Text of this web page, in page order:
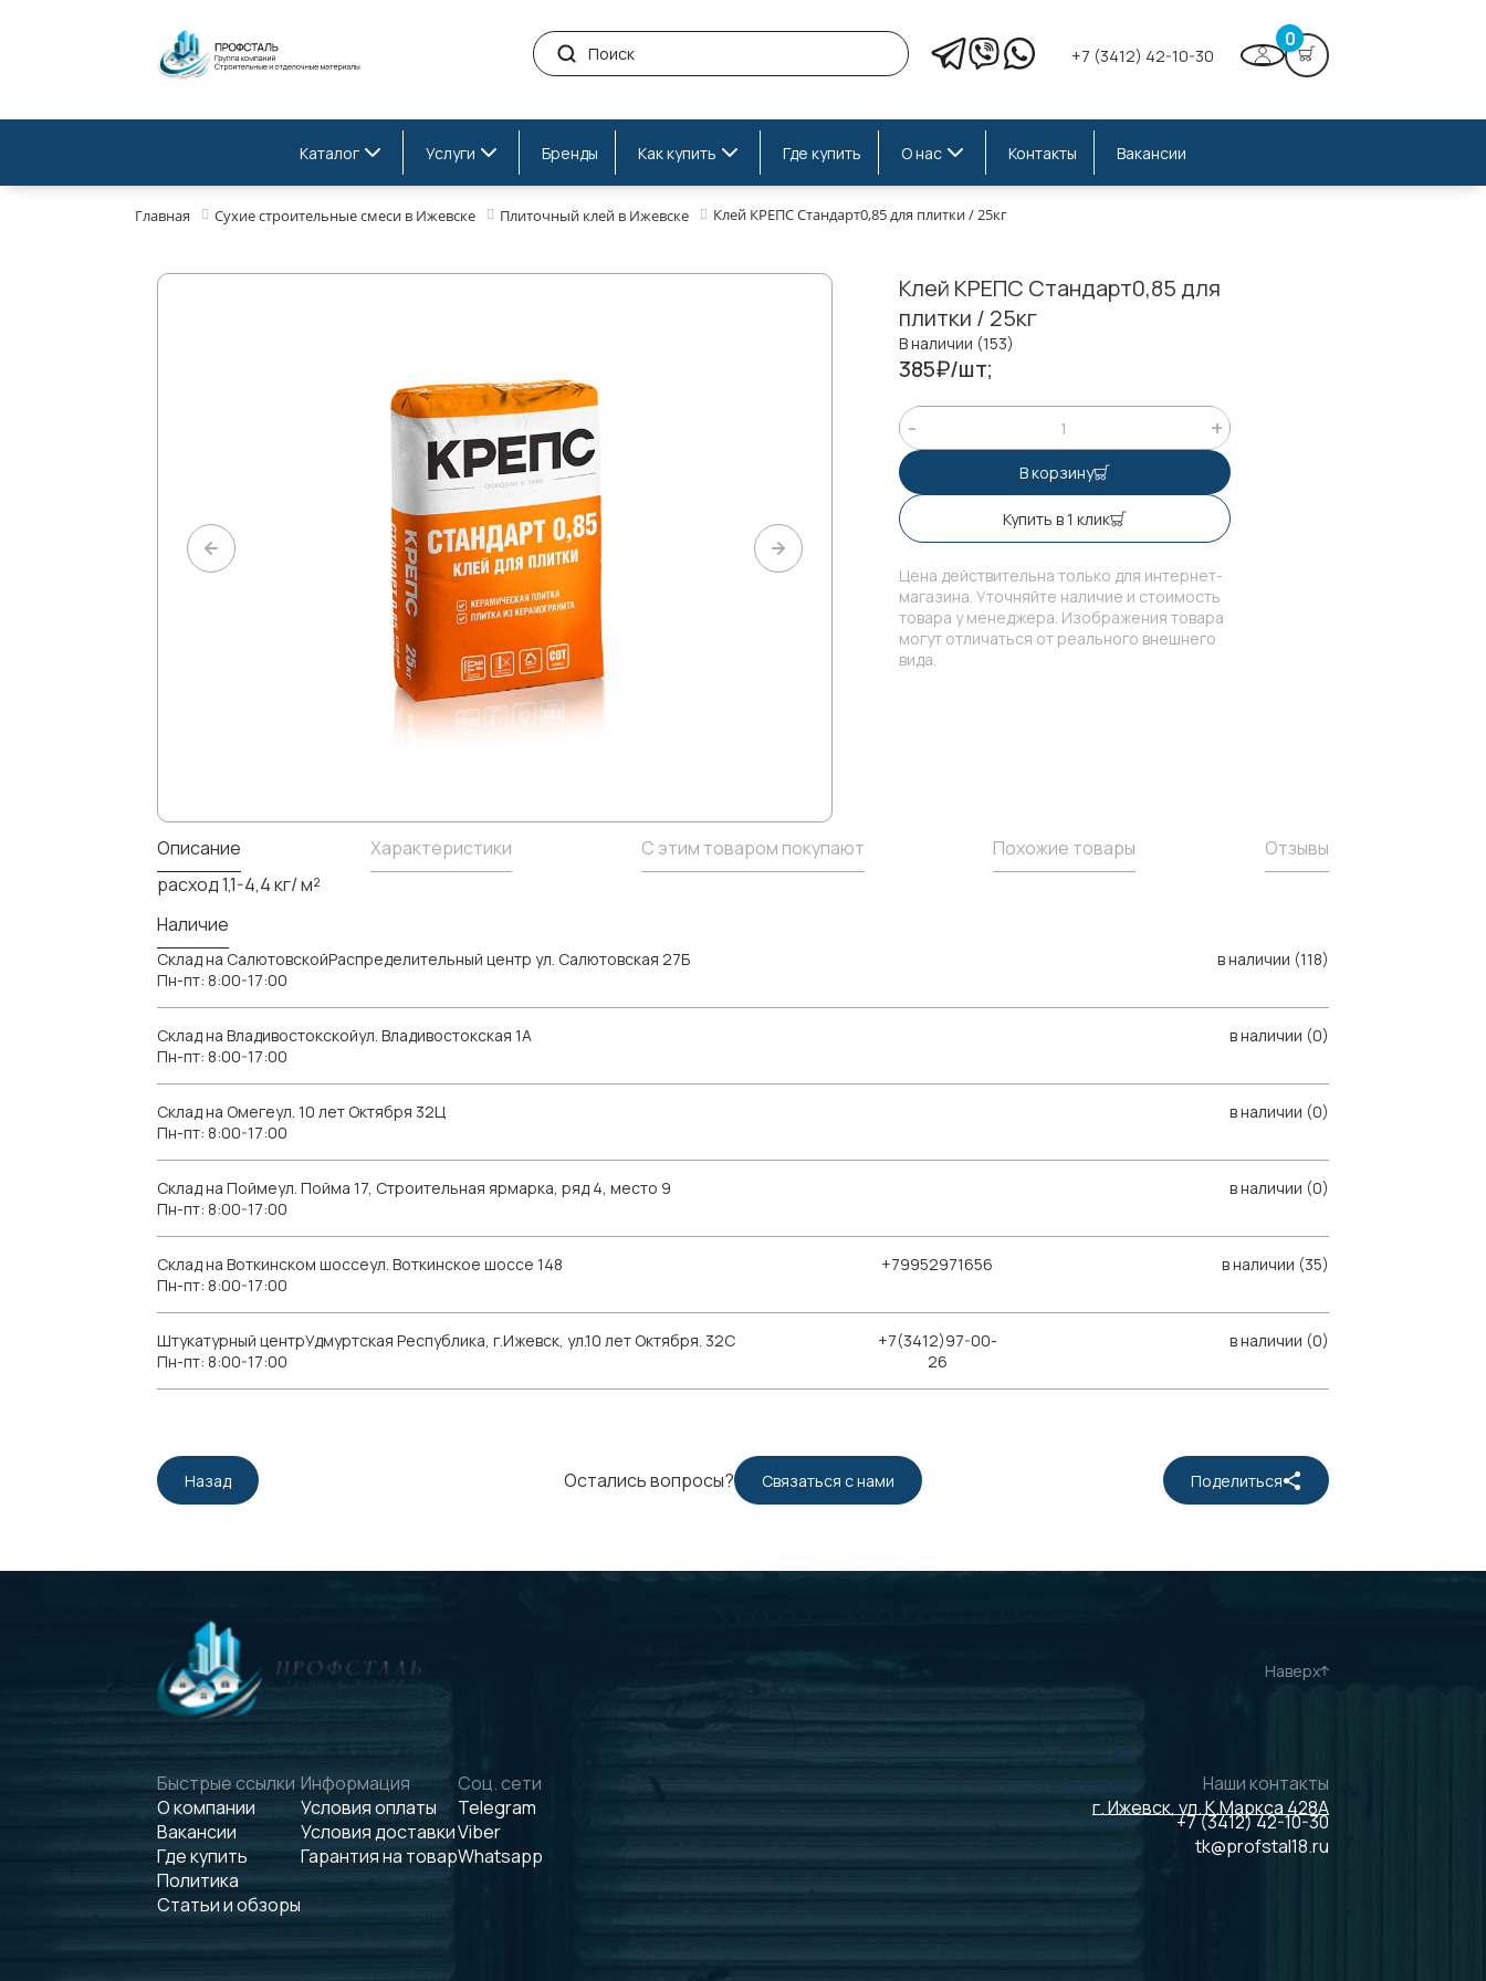
+7 (3412) 42-10-30
0
Каталог Услуги Бренды Как купить Где купить О нас Контакты Вакансии
Главная Сухие строительные смеси в Ижевске Плиточный клей в Ижевске Клей КРЕПС Стандарт0,85 для плитки / 25кг
Клей КРЕПС Стандарт0,85 для
плитки / 25кг
В наличии (153)
385₽/шт;
В корзину
Купить в 1 клик
Цена действительна только для интернет-
магазина. Уточняйте наличие и стоимость
товара у менеджера. Изображения товара
могут отличаться от реального внешнего
вида.
Описание Характеристики С этим товаром покупают Похожие товары
Отзывы
расход 1,1-4,4 кг/ м²
Наличие
Склад на СалютовскойРаспределительный центр ул. Салютовская 27Б
Пн-пт: 8:00-17:00
в наличии (118)
Склад на Владивостокскойул. Владивостокская 1А
Пн-пт: 8:00-17:00
в наличии (0)
Склад на Омегеул. 10 лет Октября 32Ц
Пн-пт: 8:00-17:00
в наличии (0)
Склад на Поймеул. Пойма 17, Строительная ярмарка, ряд 4, место 9
Пн-пт: 8:00-17:00
в наличии (0)
Склад на Воткинском шоссеул. Воткинское шоссе 148
Пн-пт: 8:00-17:00
+79952971656 в наличии (35)
Штукатурный центрУдмуртская Республика, г.Ижевск, ул.10 лет Октября. 32С
Пн-пт: 8:00-17:00
+7(3412)97-00-
26
в наличии (0)
Остались вопросы? Связаться с нами
Назад Поделиться
Наверх
Быстрые ссылки
О компании
Вакансии
Где купить
Политика
Статьи и обзоры
Информация
Условия оплаты
Условия доставки
Гарантия на товар
Соц. сети
Telegram
Viber
Whatsapp
Наши контакты
г. Ижевск, ул. К.Маркса 428А
+7 (3412) 42-10-30
tk@profstal18.ru